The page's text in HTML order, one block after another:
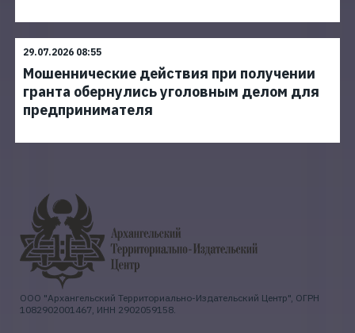
29.07.2026 08:55
Мошеннические действия при получении
гранта обернулись уголовным делом для
предпринимателя
ООО "Архангельский Территориально-Издательский Центр", ОГРН
1082902001467, ИНН 2902059158.